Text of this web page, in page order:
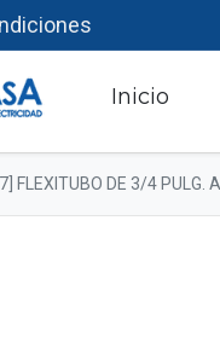
Inicio
FLEXITUBO DE 3/4 PULG.